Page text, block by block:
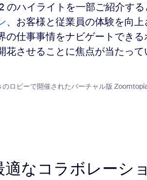
ハイライトを一部ご紹介す
、お客様と従業員の体験を向
の仕事事情をナビゲートでき
させることに焦点が当たって
ロビーで開催されたバーチャル版
なコラボレーシ